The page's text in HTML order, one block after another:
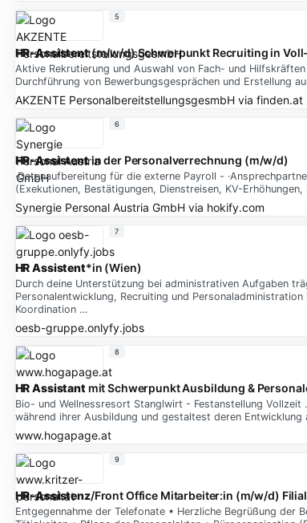
HR-Assistent(m/w/d) Schwerpunkt Recruiting in
Aktive Rekrutierung und Auswahl von Fach- und
Durchführung von Bewerbungsgesprächen und Erstellung
AKZENTE PersonalbereitstellungsgesmbHvia finden.at
5
HR-Assistentin der Personalverrechnung (m/w/d)
·Datenaufbereitung für die externe Payroll -
(Exekutionen, Bestätigungen, Dienstreisen, KV-
Synergie Personal Austria GmbHvia hokify.com
6
HR Assistent*in (Wien)
Durch deine Unterstützung bei administrativen Aufgaben
Personalentwicklung, Recruiting und
Koordination …
oesb-gruppe.onlyfy.jobs
7
HR Assistant mit Schwerpunkt Ausbildung &
Bio- und Wellnessresort Stanglwirt - Festanstellung
während ihrer Ausbildung und gestaltest deren Entwicklung
www.hogapage.at
8
HR-Assistenz/Front Office Mitarbeiter:in (m/w/d)
Entgegennahme der Telefonate • Herzliche Begrüßung
9